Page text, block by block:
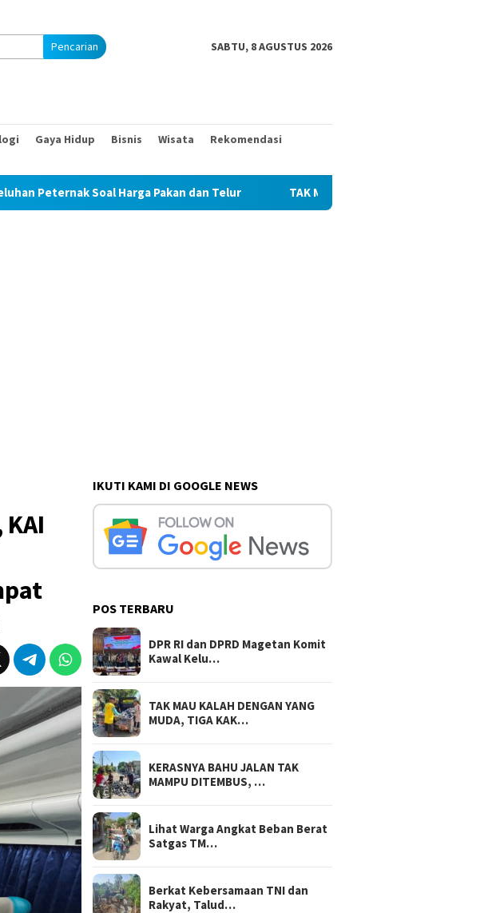
Pencarian SABTU, 8 AGUSTUS 2026
Gaya Hidup Bisnis Wisata
Rekomendasi
Harga Pakan dan Telur TAK MAU KALAH DENGAN YANG MUDA, TIGA KAKEK
IKUTI KAMI DI GOOGLE NEWS
POS TERBARU
DPR RI dan DPRD Magetan Komit
Kawal Kelu…
TAK MAU KALAH DENGAN YANG
MUDA, TIGA KAK…
KERASNYA BAHU JALAN TAK
MAMPU DITEMBUS, …
Lihat Warga Angkat Beban Berat
Satgas TM…
Berkat Kebersamaan TNI dan
Rakyat, Talud…